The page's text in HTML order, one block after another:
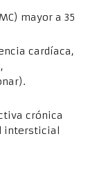
mayor a 35
cardíaca,
crónica
intersticial